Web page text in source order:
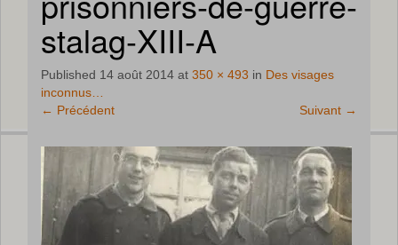
stalag-XIII-A
Published 14 août 2014 at 350 × 493 in Des visages
inconnus…
← Précédent Suivant →